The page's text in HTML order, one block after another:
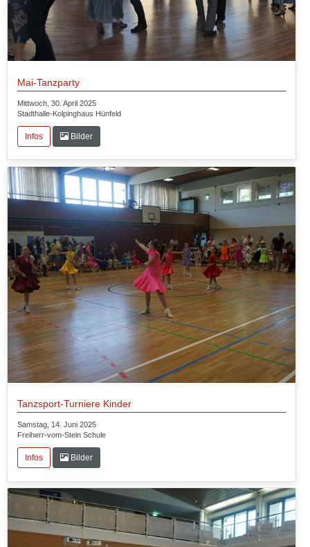
Mai-Tanzparty
Mittwoch, 30. April 2025
Stadthalle-Kolpinghaus Hünfeld
Infos Bilder
Tanzsport-Turniere Kinder
Samstag, 14. Juni 2025
Freiherr-vom-Stein Schule
Infos Bilder